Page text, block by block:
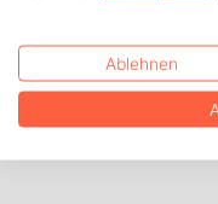
Ablehnen